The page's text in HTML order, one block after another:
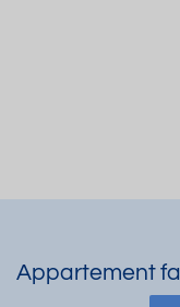
Appartement